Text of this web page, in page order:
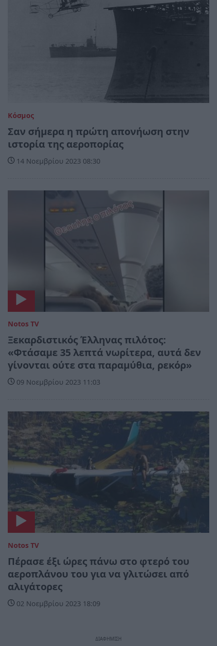
Κόσμος
Σαν σήμερα η πρώτη απονήωση στην
ιστορία της αεροπορίας
14 Νοεμβρίου 2023 08:30
Notos TV
Ξεκαρδιστικός Έλληνας πιλότος:
«Φτάσαμε 35 λεπτά νωρίτερα, αυτά δεν
γίνονται ούτε στα παραμύθια, ρεκόρ»
09 Νοεμβρίου 2023 11:03
Notos TV
Πέρασε έξι ώρες πάνω στο φτερό του
αεροπλάνου του για να γλιτώσει από
αλιγάτορες
02 Νοεμβρίου 2023 18:09